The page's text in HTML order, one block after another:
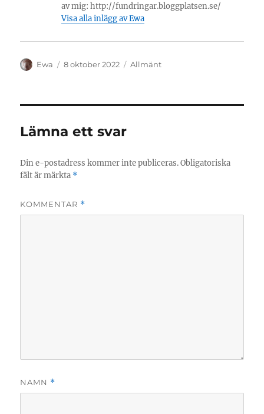
av mig: http://fundringar.bloggplatsen.se/
Visa alla inlägg av Ewa
Författare
Ewa
Publicerat
8 oktober 2022 Kategorier
Allmänt
Lämna ett svar
Din e-postadress kommer inte publiceras. Obligatoriska
fält är märkta *
KOMMENTAR *
NAMN *